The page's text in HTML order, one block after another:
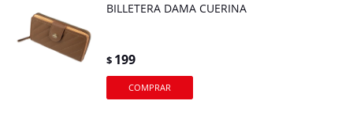
BILLETERA DAMA CUERINA
$ 199